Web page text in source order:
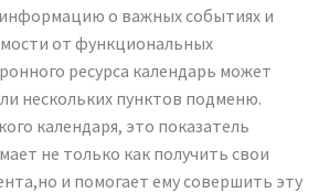
о важных событиях и
от функциональных
ресурса календарь может
нескольких пунктов подменю.
календаря, это показатель
не только как получить свои
и помогает ему совершить эту